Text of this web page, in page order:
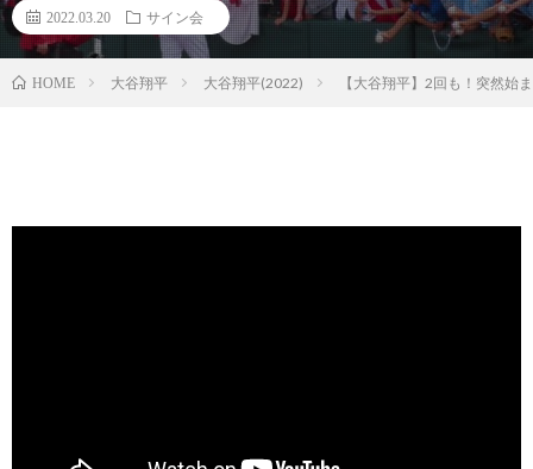
2022.03.20 サイン会
HOME 大谷翔平 大谷翔平(2022) 【大谷翔平】2回も！突然